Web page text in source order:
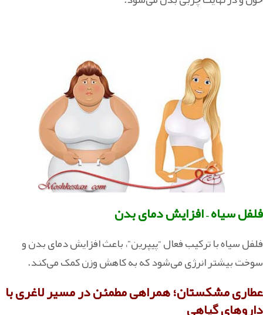
فلفل سیاه – افزایش دمای بدن
فلفل سیاه با ترکیب فعال “پیپرین”، باعث افزایش دمای بدن و
سوخت بیشتر انرژی می‌شود که به کاهش وزن کمک می‌کند.
عطاریمشکستان؛ همراهی مطمئن در مسیر لاغری با
داروهای گیاهی